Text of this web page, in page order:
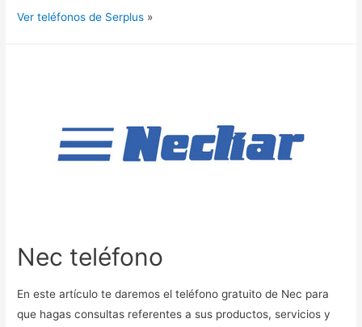
Ver teléfonos de Serplus »
Nec teléfono
En este artículo te daremos el teléfono gratuito de Nec para
que hagas consultas referentes a sus productos, servicios y